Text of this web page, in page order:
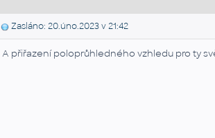
Zasláno: 20.úno.2023 v 21:42
A přiřazení poloprůhledného vzhledu pro ty